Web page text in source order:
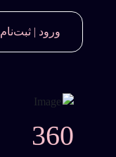
ورود | ثبت‌نام
360